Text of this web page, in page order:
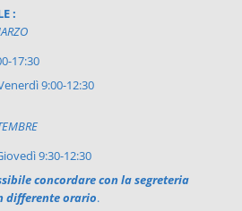
:
17:30
9:00-12:30
9:30-12:30
concordare con la segreteria
differente orario.